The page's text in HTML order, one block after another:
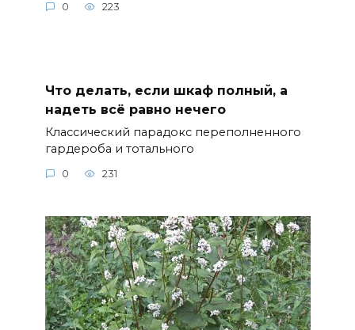
0 223
Что делать, если шкаф полный, а
надеть всё равно нечего
Классический парадокс переполненного
гардероба и тотального
0 231